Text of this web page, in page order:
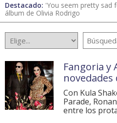
Destacado: 'You seem pretty sad
álbum de Olivia Rodrigo
Fangoria y
novedades
Con Kula
Parade,
entre los